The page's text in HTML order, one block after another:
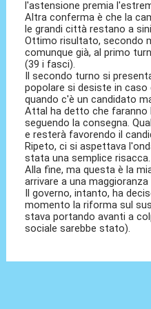
l'astensione premia
Altra conferma è che la
le grandi città restano a
Ottimo risultato, secondo
comunque già, al primo
(39 i fasci).
Il secondo turno si
popolare si desiste in
quando c'è un candidato
Attal ha detto che
seguendo la consegna.
e resterà favorendo il
Ripeto, ci si aspettava
stata una semplice risacca.
Alla fine, ma questa è la
arrivare a una
Il governo, intanto, ha
momento la riforma sul
stava portando avanti a
sociale sarebbe stato).